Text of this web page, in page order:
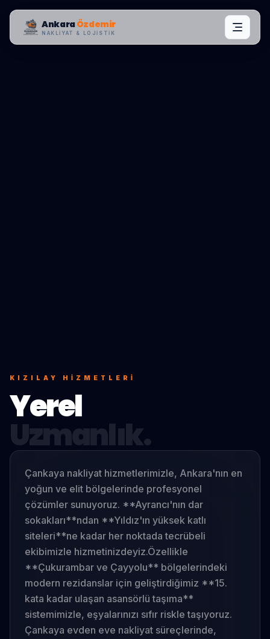
AnkaraÖzdemir
NAKLIYAT & LOJISTIK
KIZILAY HIZMETLERI
Yerel
Uzmanlık.
Çankaya nakliyat hizmetlerimizle, Ankara'nın en
yoğun ve elit bölgelerinde profesyonel
çözümler sunuyoruz. **Ayrancı'nın dar
sokakları**ndan **Yıldız'ın yüksek katlı
siteleri**ne kadar her noktada tecrübeli
ekibimizle hizmetinizdeyiz.Özellikle
**Çukurambar ve Çayyolu** bölgelerindeki
modern rezidanslar için geliştirdiğimiz **15.
kata kadar ulaşan asansörlü taşıma**
sistemimizle, eşyalarınızı sıfır riskle taşıyoruz.
Çankaya evden eve nakliyat süreçlerinde,